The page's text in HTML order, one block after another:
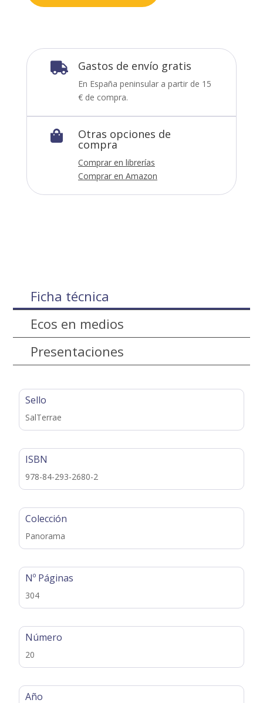
 Gastos de envío gratis
En España peninsular a partir de 15
€ de compra.
 Otras opciones de
compra
Comprar en librerías
Comprar en Amazon
Ficha técnica
Ecos en medios
Presentaciones
Sello
SalTerrae
ISBN
978-84-293-2680-2
Colección
Panorama
Nº Páginas
304
Número
20
Año